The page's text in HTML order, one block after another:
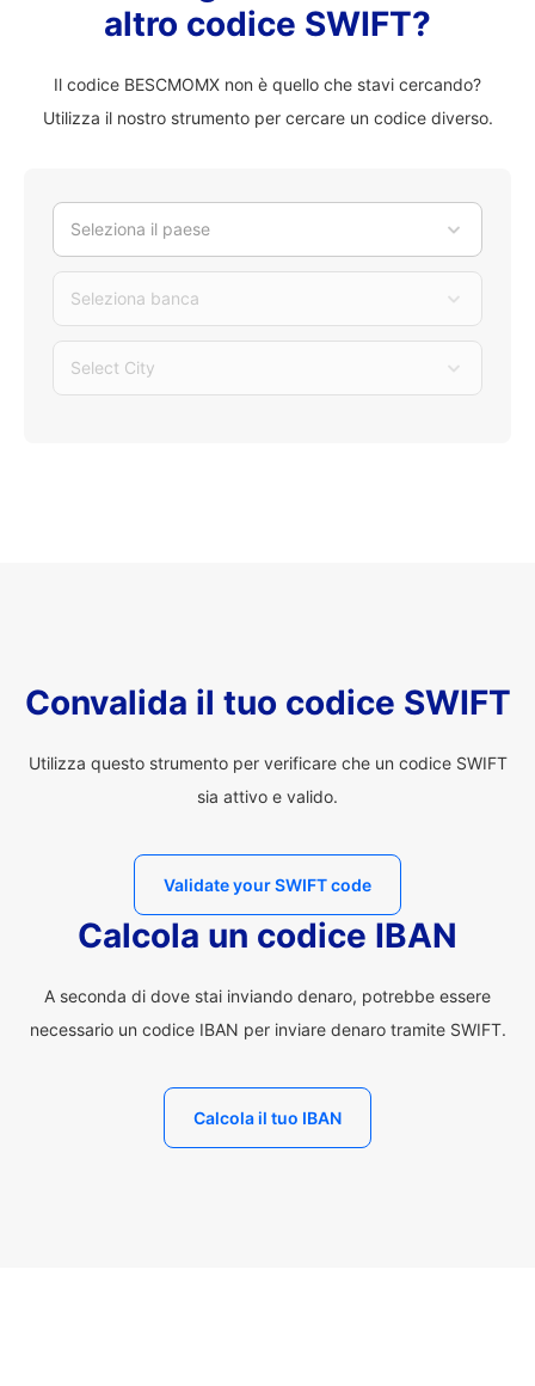
altro codice SWIFT?
Il codice BESCMOMX non è quello che stavi cercando?
Utilizza il nostro strumento per cercare un codice diverso.
Seleziona il paese
Seleziona banca
Select City
Convalida il tuo codice SWIFT
Utilizza questo strumento per verificare che un codice SWIFT
sia attivo e valido.
Validate your SWIFT code
Calcola un codice IBAN
A seconda di dove stai inviando denaro, potrebbe essere
necessario un codice IBAN per inviare denaro tramite SWIFT.
Calcola il tuo IBAN